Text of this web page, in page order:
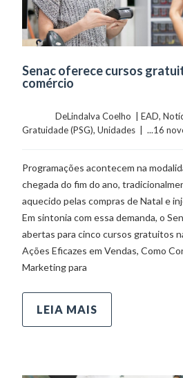
Senac oferece cursos
comércio
	    	DeLindalva Coelho  |
EAD,
Gratuidade (PSG), Unidades
|  ...16
Programações acontecem na
chegada do fim do ano,
aquecido pelas compras de Natal e
Em sintonia com essa demanda, o
abertas para cinco cursos gratuitos
Ações Eficazes em Vendas, Como
Marketing para
LEIA MAIS